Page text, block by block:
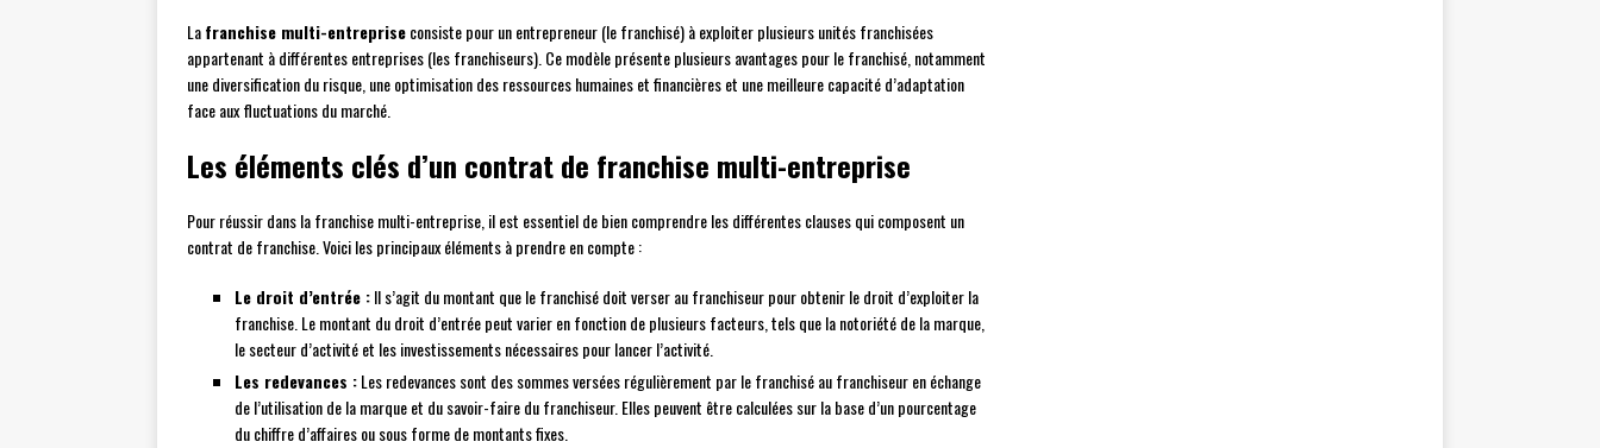
Lafranchise multi-entrepriseconsiste pour un entrepreneur (le franchisé) à exploiter plusieurs unités franchisées
appartenant à différentes entreprises (les franchiseurs). Ce modèle présente plusieurs avantages pour le franchisé, notamment
une diversification du risque, une optimisation des ressources humaines et financières et une meilleure capacité d’adaptation
face aux fluctuations du marché.
Les éléments clés d’un contrat de franchise multi-entreprise
Pour réussir dans la franchise multi-entreprise, il est essentiel de bien comprendre les différentes clauses qui composent un
contrat de franchise. Voici les principaux éléments à prendre en compte :
Le droit d’entrée :Il s’agit du montant que le franchisé doit verser au franchiseur pour obtenir le droit d’exploiter la
franchise. Le montant du droit d’entrée peut varier en fonction de plusieurs facteurs, tels que la notoriété de la marque,
le secteur d’activité et les investissements nécessaires pour lancer l’activité.
Les redevances :Les redevances sont des sommes versées régulièrement par le franchisé au franchiseur en échange
de l’utilisation de la marque et du savoir-faire du franchiseur. Elles peuvent être calculées sur la base d’un pourcentage
du chiffre d’affaires ou sous forme de montants fixes.